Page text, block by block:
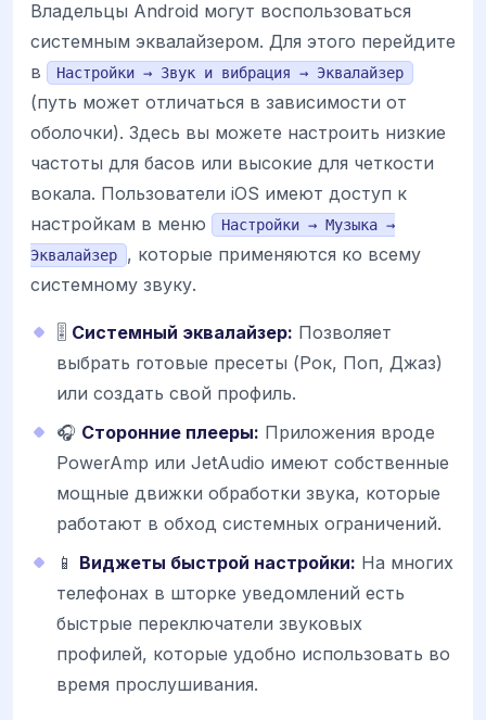
Владельцы Android могут воспользоваться
системным эквалайзером. Для этого перейдите
в
Настройки → Звук и вибрация → Эквалайзер
(путь может отличаться в зависимости от
оболочки). Здесь вы можете настроить низкие
частоты для басов или высокие для четкости
вокала. Пользователи iOS имеют доступ к
настройкам в меню
Настройки → Музыка →
Эквалайзер
, которые применяются ко всему
системному звуку.
🎚️ Системный эквалайзер: Позволяет
выбрать готовые пресеты (Рок, Поп, Джаз)
или создать свой профиль.
🎧 Сторонние плееры: Приложения вроде
PowerAmp или JetAudio имеют собственные
мощные движки обработки звука, которые
работают в обход системных ограничений.
📱 Виджеты быстрой настройки: На многих
телефонах в шторке уведомлений есть
быстрые переключатели звуковых
профилей, которые удобно использовать во
время прослушивания.